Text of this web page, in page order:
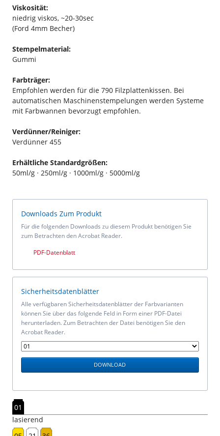
Viskosität:
niedrig viskos, ~20-30sec
(Ford 4mm Becher)
Stempelmaterial:
Gummi
Farbträger:
Empfohlen werden für die 790 Filzplattenkissen. Bei
automatischen Maschinenstempelungen werden Systeme
mit Farbwannen bevorzugt empfohlen.
Verdünner/Reiniger:
Verdünner 455
Erhältliche Standardgrößen:
50ml/g · 250ml/g · 1000ml/g · 5000ml/g
Downloads Zum Produkt
Für die folgenden Downloads zu diesem Produkt benötigen Sie
zum Betrachten den Acrobat Reader.
PDF-Datenblatt
Sicherheitsdatenblätter
Alle verfügbaren Sicherheitsdatenblätter der Farbvarianten
können Sie über das folgende Feld in Form einer PDF-Datei
herunterladen. Zum Betrachten der Datei benötigen Sie den
Acrobat Reader.
lasierend
01